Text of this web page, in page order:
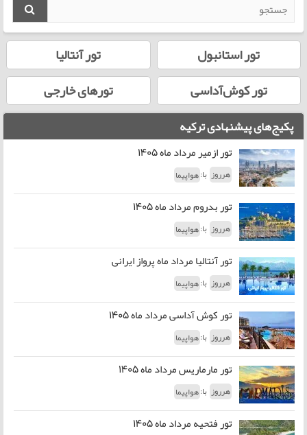
تور استانبول
تور آنتالیا
تور کوش‌آداسی
تورهای خارجی
پکیج‌های پیشنهادی ترکیه
تور ازمیر مرداد ماه 1405
هرروز با:هواپیما
تور بدروم مرداد ماه 1405
هرروز با:هواپیما
تور آنتالیا مرداد ماه پرواز ایرانی
هرروز با:هواپیما
تور کوش آداسی مرداد ماه 1405
هرروز با:هواپیما
تور مارماریس مرداد ماه 1405
هرروز با:هواپیما
تور فتحیه مرداد ماه 1405